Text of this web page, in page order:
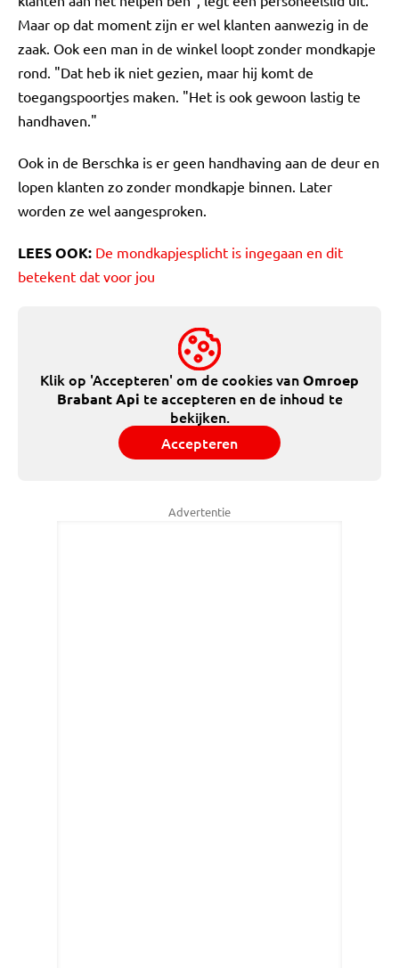
Maar op dat moment zijn er wel klanten aanwezig in de
zaak. Ook een man in de winkel loopt zonder mondkapje
rond. "Dat heb ik niet gezien, maar hij komt de
toegangspoortjes maken. "Het is ook gewoon lastig te
handhaven."
Ook in de Berschka is er geen handhaving aan de deur en
lopen klanten zo zonder mondkapje binnen. Later
worden ze wel aangesproken.
LEES OOK: De mondkapjesplicht is ingegaan en dit
betekent dat voor jou
Klik op 'Accepteren' om de cookies vanOmroep
Brabant Api te accepteren en de inhoud te
bekijken.
Accepteren
Advertentie